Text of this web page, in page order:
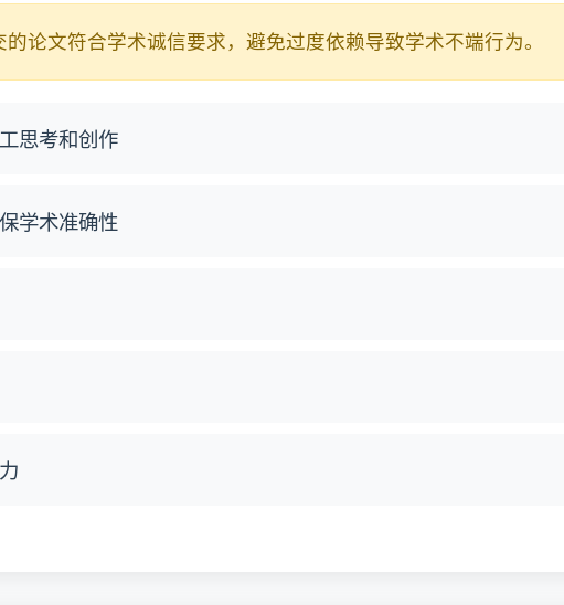
论文符合学术诚信要求，避免过度依赖导致学术不端行为。
思考和创作
学术准确性